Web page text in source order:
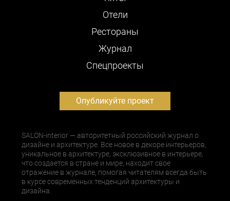
Отели
Рестораны
Журнал
Cпецпроекты
Опубликуйте проект
SALON-interior — авторитетный российский журнал о
дизайне и архитектуре. Все новое в декоре интерьеров,
уникальное в архитектуре, эксклюзивное в интерьере,
что создается в стране и мире, находит свое
отражение в журнале, помогая читателям всегда быть
в курсе современных тенденций архитектуры и
дизайна.